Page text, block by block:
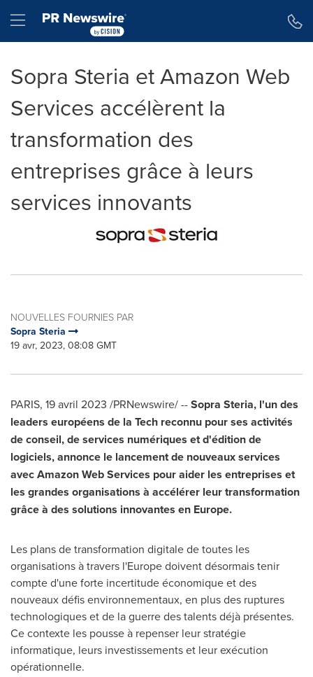
Hamburger menu
Sopra Steria et Amazon Web
Services accélèrent la
transformation des
entreprises grâce à leurs
services innovants
NOUVELLES FOURNIES PAR
Sopra Steria
19 avr, 2023, 08:08 GMT
PARIS, 19 avril 2023 /PRNewswire/ --Sopra Steria, l'un des
leaders européens de la Tech reconnu pour ses activités
de conseil, de services numériques et d'édition de
logiciels,annonce le lancement de nouveaux services
avec Amazon Web Services pour aider les entreprises et
les grandes organisations à accélérer leur transformation
grâce à des solutions innovantes en Europe.
Les plans de transformation digitale de toutes les
organisations à travers l'Europedoivent désormais tenir
compte d'une forte incertitude économique et des
nouveaux défis environnementaux, en plus des ruptures
technologiques et de la guerre des talents déjà présentes.
Ce contexte les pousse à repenser leur stratégie
informatique, leurs investissements et leur exécution
opérationnelle.